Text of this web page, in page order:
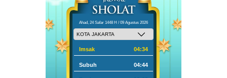
Ahad, 24 Safar 1448 H / 09 Agustus 2026
Imsak 04:34
Subuh 04:44